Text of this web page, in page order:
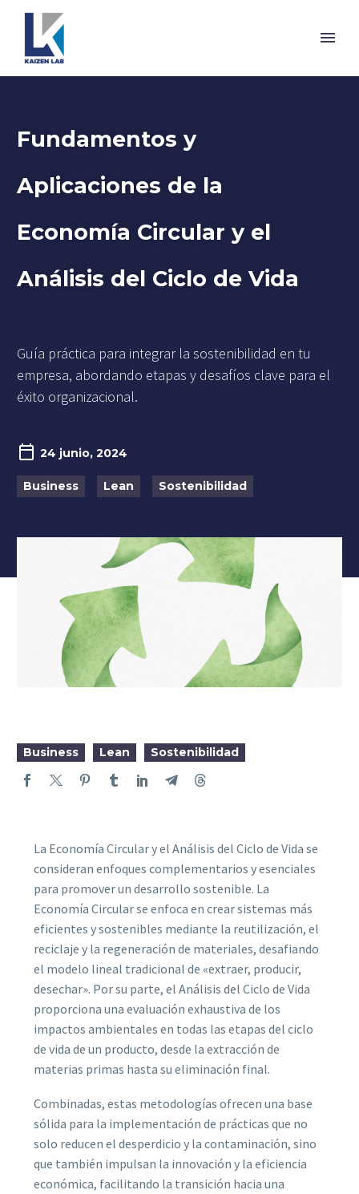
Fundamentos y
Aplicaciones de la
Economía Circular y el
Análisis del Ciclo de Vida
Guía práctica para integrar la sostenibilidad en tu
empresa, abordando etapas y desafíos clave para el
éxito organizacional.
24 junio, 2024
Business Lean Sostenibilidad
Business Lean Sostenibilidad
La Economía Circular y el Análisis del Ciclo de Vida se
consideran enfoques complementarios y esenciales
para promover un desarrollo sostenible. La
Economía Circular se enfoca en crear sistemas más
eficientes y sostenibles mediante la reutilización, el
reciclaje y la regeneración de materiales, desafiando
el modelo lineal tradicional de «extraer, producir,
desechar». Por su parte, el Análisis del Ciclo de Vida
proporciona una evaluación exhaustiva de los
impactos ambientales en todas las etapas del ciclo
de vida de un producto, desde la extracción de
materias primas hasta su eliminación final.
Combinadas, estas metodologías ofrecen una base
sólida para la implementación de prácticas que no
solo reducen el desperdicio y la contaminación, sino
que también impulsan la innovación y la eficiencia
económica, facilitando la transición hacia una